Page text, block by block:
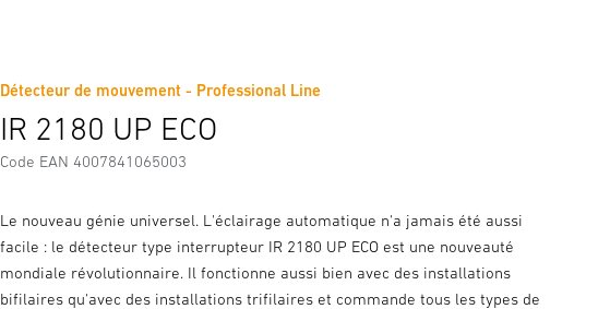
Détecteur de mouvement - Professional Line
IR 2180 UP ECO
Code EAN 4007841065003
Le nouveau génie universel. L'éclairage automatique n'a jamais été aussi
facile : le détecteur type interrupteur IR 2180 UP ECO est une nouveauté
mondiale révolutionnaire. Il fonctionne aussi bien avec des installations
bifilaires qu'avec des installations trifilaires et commande tous les types de
Avertissements Informations sur le fabricant